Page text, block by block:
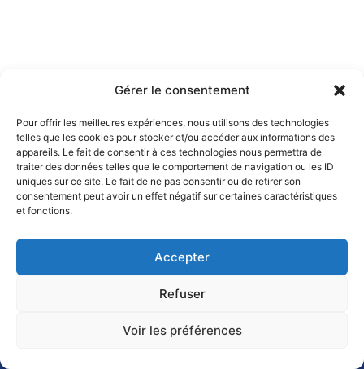
Gérer le consentement
Pour offrir les meilleures expériences, nous utilisons des technologies
telles que les cookies pour stocker et/ou accéder aux informations des
appareils. Le fait de consentir à ces technologies nous permettra de
traiter des données telles que le comportement de navigation ou les ID
uniques sur ce site. Le fait de ne pas consentir ou de retirer son
consentement peut avoir un effet négatif sur certaines caractéristiques
et fonctions.
Accepter
Refuser
Voir les préférences